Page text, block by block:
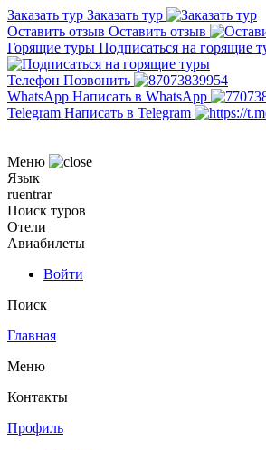
Заказать тур Заказать тур
Оставить отзыв Оставить отзыв
Горящие туры Подписаться на горящие
Телефон Позвонить
WhatsApp Написать в WhatsApp
Telegram Написать в Telegram
Меню
Язык
ruentrar
Поиск туров
Отели
Авиабилеты
Войти
Поиск
Главная
Меню
Контакты
Профиль